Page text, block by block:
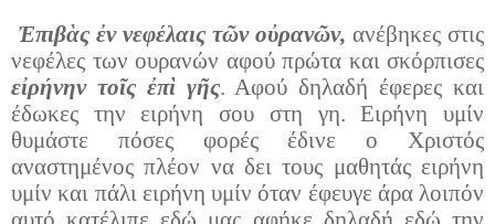
Ἐπιβὰς ἐν νεφέλαις τῶν οὐρανῶν, ανέβηκες στις
νεφέλες των ουρανών αφού πρώτα και σκόρπισες
εἰρήνην τοῖς ἐπὶ γῆς. Αφού δηλαδή έφερες και
έδωκες την ειρήνη σου στη γη. Ειρήνη υμίν
θυμάστε πόσες φορές έδινε ο Χριστός
αναστημένος πλέον να δει τους μαθητάς ειρήνη
υμίν και πάλι ειρήνη υμίν όταν έφευγε άρα λοιπόν